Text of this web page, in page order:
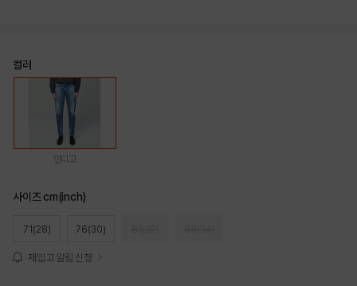
컬러
인디고
사이즈 cm(inch)
71(28) 76(30)
재입고 알림 신청